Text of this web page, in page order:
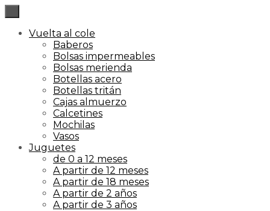
Vuelta al cole
Baberos
Bolsas impermeables
Bolsas merienda
Botellas acero
Botellas tritán
Cajas almuerzo
Calcetines
Mochilas
Vasos
Juguetes
de 0 a 12 meses
A partir de 12 meses
A partir de 18 meses
A partir de 2 años
A partir de 3 años